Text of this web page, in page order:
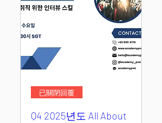
已關閉回覆
Q4 2025년도 All About